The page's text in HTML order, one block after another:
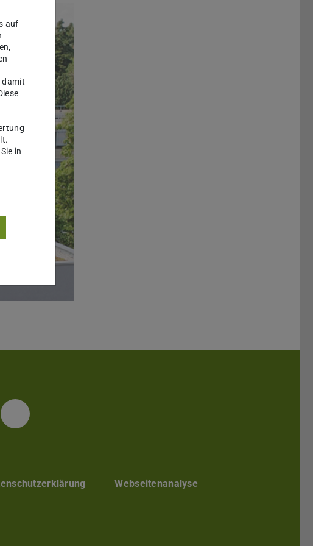
Darmstadt
der TU Darmstadt
Seite der TU Darmstadt
YouTube-Kanal der TU Darmstadt
Webseitenanalyse
auf
damit
in